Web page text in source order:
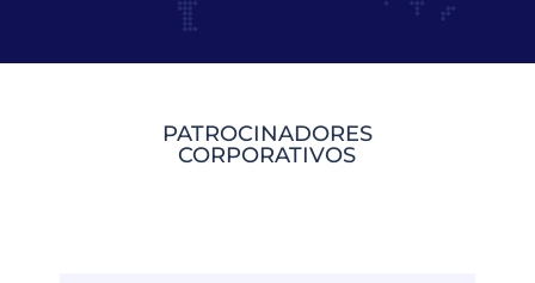
PATROCINADORES
CORPORATIVOS